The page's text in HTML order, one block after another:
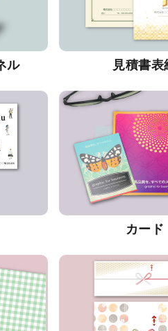
ル 見積書表
カード